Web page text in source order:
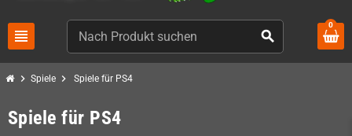
view_headline search
0
chevron_right Spiele chevron_right Spiele für PS4
Spiele für PS4